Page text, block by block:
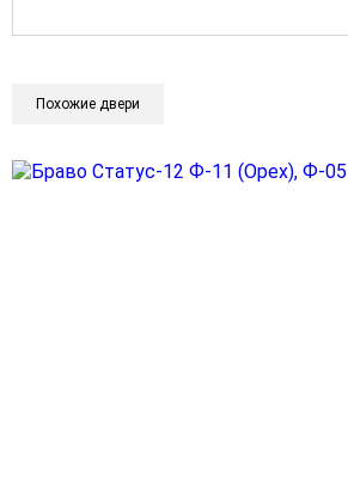
Похожие двери